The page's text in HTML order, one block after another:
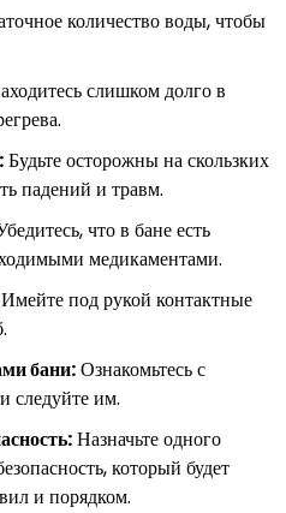
количество воды, чтобы
слишком долго в
Будьте осторожны на скользких
падений и травм.
что в бане есть
медикаментами.
Имейте под рукой контактные
бани:Ознакомьтесь с
следуйте им.
Назначьте одного
который будет
и порядком.